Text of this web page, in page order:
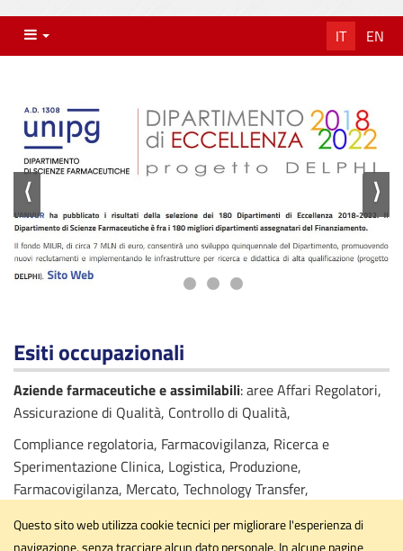
Menu IT EN
⟨ ⟩
Esiti occupazionali
Aziende farmaceutiche e assimilabili: aree Affari Regolatori,
Assicurazione di Qualità, Controllo di Qualità,
Compliance regolatoria, Farmacovigilanza, Ricerca e
Sperimentazione Clinica, Logistica, Produzione,
Farmacovigilanza, Mercato, Technology Transfer,
Aziende di consulenza e produzione conto terzi(CRO e
CMO) (Contract Research / Manufacturing
Questo sito web utilizza cookie tecnici per migliorare l'esperienza di
navigazione, senza tracciare alcun dato personale. In alcune pagine